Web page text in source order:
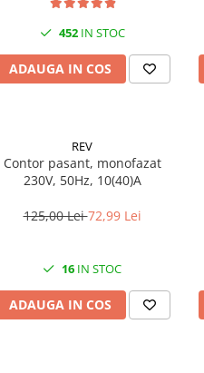
452IN STOC
ADAUGA IN COS
REV
Contor pasant, monofazat
230V, 50Hz, 10(40)A
125,00 Lei72,99 Lei
16 IN STOC
ADAUGA IN COS